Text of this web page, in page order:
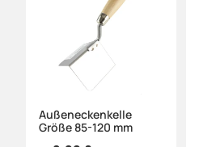
Außeneckenkelle
Größe 85-120 mm